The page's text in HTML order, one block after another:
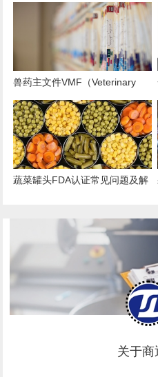
构注册年费上调至 $13785！
兽药主文件VMF（Veterinary
Master Files）注册办理指南
蔬菜罐头FDA认证常见问题及解
关于商